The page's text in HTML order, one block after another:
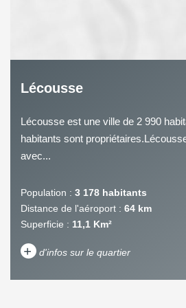
Lécousse
Lécousse est une ville de 2 990
habitants sont
avec...
Population : 3 178 habitants
Distance de l'aéroport : 64 km
Superficie : 11,1 Km²
+ d'infos sur le quartier